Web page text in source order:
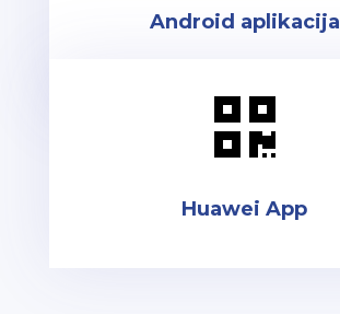
Android aplikacija

Huawei App